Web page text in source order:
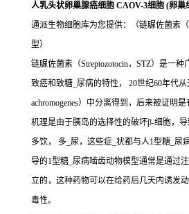
人乳头状卵巢腺癌细胞 CAOV-3细胞 (卵巢
通派生物细胞库为您提供：（链脲佐菌素
型）
链脲佐菌素（Streptozotocin，STZ）是一种
致癌和致糖_尿病的特性， 20世纪60年代从
achromogenes）中分离得到，后来被证明
机理是由于胰岛的选择性的破坏β-细胞，导
多饮， 多_尿，这些症_状都与人1型糖_尿
导的1型糖_尿病啮齿动物模型通常是通过
立的，这种药物可以在给药后几天内诱发
毒性。